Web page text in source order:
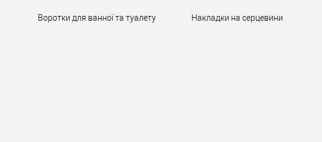
Воротки для ванної та туалету Накладки на серцевини